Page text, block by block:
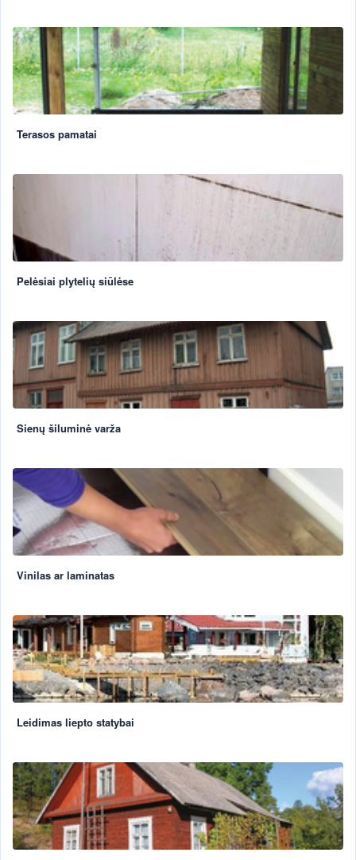
Terasos pamatai
Pelėsiai plytelių siūlėse
Sienų šiluminė varža
Vinilas ar laminatas
Leidimas liepto statybai